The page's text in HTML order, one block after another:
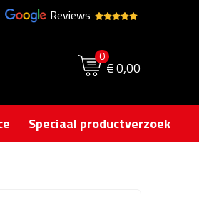
Reviews
0
€ 0,00
Speciaal productverzoek